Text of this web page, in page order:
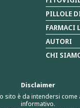
Disclaimer
sito è da intendersi come
informativo.
PILLOLE
FARMACI
AUTORI
CHI